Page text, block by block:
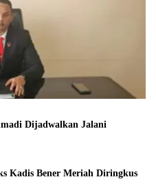
Dijadwalkan Jalani
Kadis Bener Meriah Diringkus